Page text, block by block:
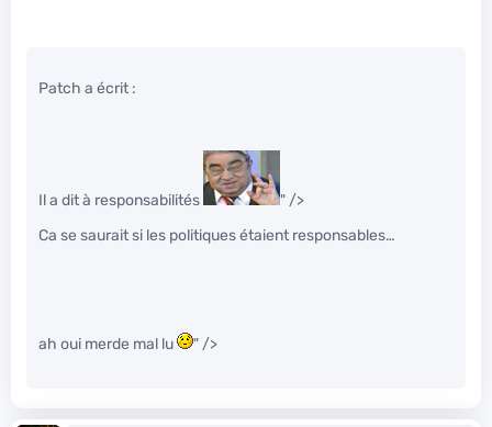
Patch a écrit :
Il a dit à responsabilités
" />
Ca se saurait si les politiques étaient responsables…
ah oui merde mal lu " />